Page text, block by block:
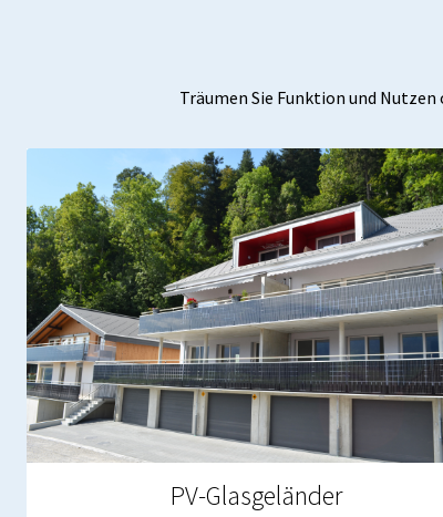
Träumen Sie Funktion und
PV-Glasgeländer